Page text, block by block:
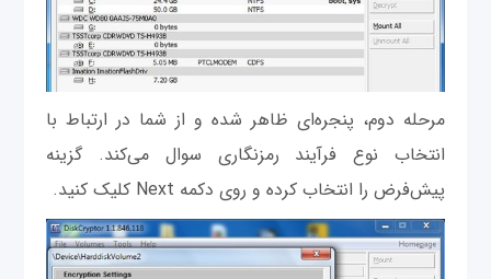
مرحله دوم، پنجره‌ای ظاهر شده و از شما در ارتباط با
انتخاب نوع فرآیند رمزنگاری سوال می‌کند. گزینه
پیش‌فرض را انتخاب کرده و روی دکمه Next کلیک کنید.